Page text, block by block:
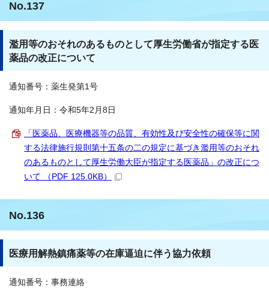
No.137
濫用等のおそれのあるものとして厚生労働省が指定する医
薬品の改正について
通知番号：薬生発第1号
通知年月日：令和5年2月8日
「医薬品、医療機器等の品質、有効性及び安全性の確保等に関
する法律施行規則第十五条の二の規定に基づき濫用等のおそれ
のあるものとして厚生労働大臣が指定する医薬品」の改正につ
いて （PDF 125.0KB）
No.136
医療用解熱鎮痛薬等の在庫逼迫に伴う協力依頼
通知番号：事務連絡